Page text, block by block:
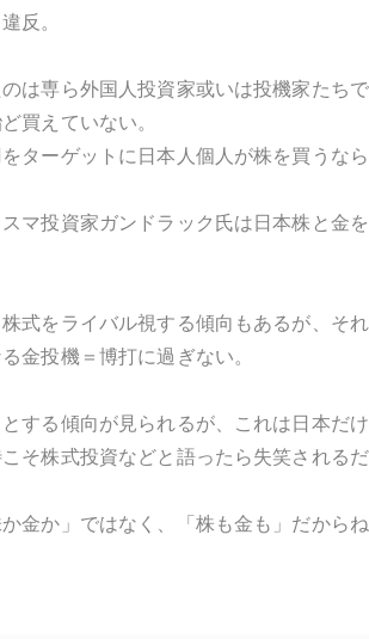
反。
は専ら外国人投資家或いは投機家たちで
買えていない。
ターゲットに日本人個人が株を買うな
マ投資家ガンドラック氏は日本株と金
式をライバル視する傾向もあるが、それ
金投機＝博打に過ぎない。
する傾向が見られるが、これは日本だ
そ株式投資などと語ったら失笑されるだ
金か」ではなく、「株も金も」だからね